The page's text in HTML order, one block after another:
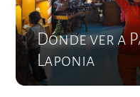
Dónde ver a
Laponia